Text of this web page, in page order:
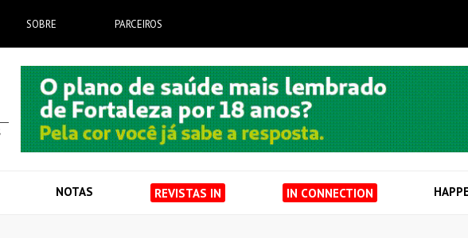
SOBRE PARCEIROS
NOTAS REVISTAS IN IN CONNECTION